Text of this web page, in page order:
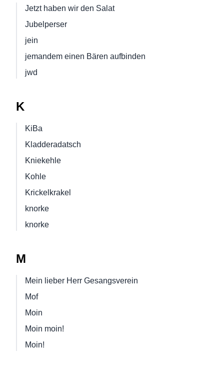
Jetzt haben wir den Salat
Jubelperser
jein
jemandem einen Bären aufbinden
jwd
K
KiBa
Kladderadatsch
Kniekehle
Kohle
Krickelkrakel
knorke
knorke
M
Mein lieber Herr Gesangsverein
Mof
Moin
Moin moin!
Moin!